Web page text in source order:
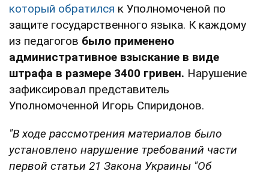
который обратился к Уполномоченой по
защите государственного языка. К каждому
из педагогов было применено
административное взыскание в виде
штрафа в размере 3400 гривен. Нарушение
зафиксировал представитель
Уполномоченной Игорь Спиридонов.
"В ходе рассмотрения материалов было
установлено нарушение требований части
первой статьи 21 Закона Украины "Об